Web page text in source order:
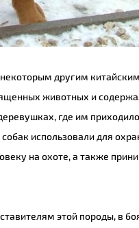
другим
животных и
где им
использовали для
на охоте, а также
этой породы, в